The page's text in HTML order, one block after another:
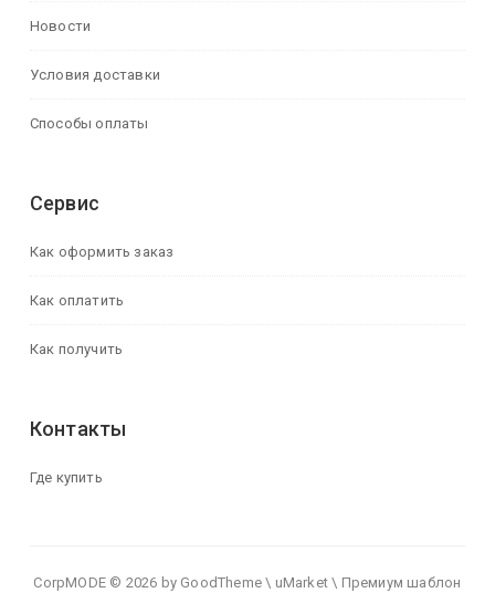
Новости
Условия доставки
Способы оплаты
Сервис
Как оформить заказ
Как оплатить
Как получить
Контакты
Где купить
CorpMODE © 2026 by GoodTheme \ uMarket \ Премиум шаблон